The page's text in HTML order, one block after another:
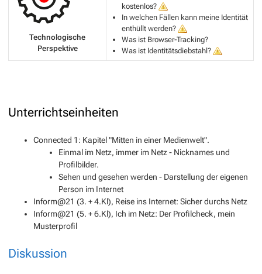
Technologische
Perspektive
kostenlos?
In welchen Fällen kann meine Identität
enthüllt werden?
Was ist Browser-Tracking?
Was ist Identitätsdiebstahl?
Unterrichtseinheiten
Connected 1: Kapitel "Mitten in einer Medienwelt".
Einmal im Netz, immer im Netz - Nicknames und
Profilbilder.
Sehen und gesehen werden - Darstellung der eigenen
Person im Internet
Inform@21 (3. + 4.Kl), Reise ins Internet: Sicher durchs Netz
Inform@21 (5. + 6.Kl), Ich im Netz: Der Profilcheck, mein
Musterprofil
Diskussion